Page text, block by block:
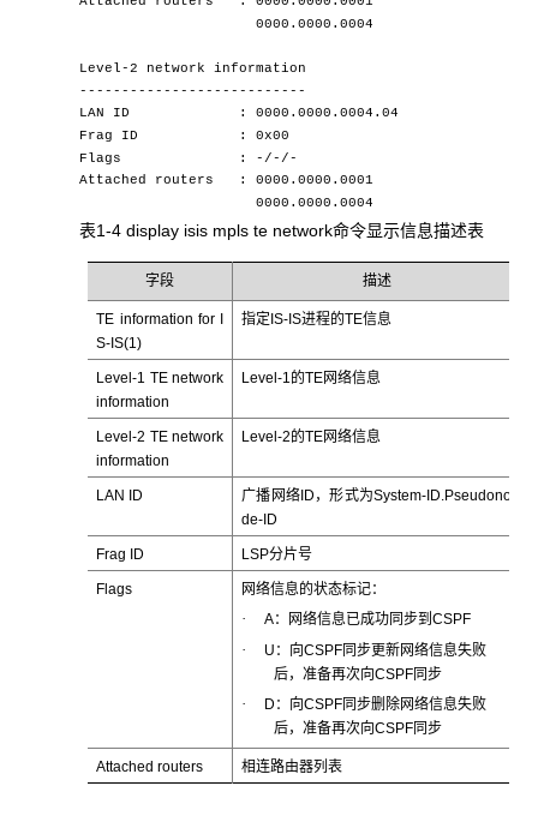
0000.0000.0004
Level-2 network information
---------------------------
LAN ID : 0000.0000.0004.04
Frag ID : 0x00
Flags : -/-/-
Attached routers : 0000.0000.0001
0000.0000.0004
表1-4 display isis mpls te network命令显示信息描述表
字段 描述
TE information for I
S-IS(1)
指定IS-IS进程的TE信息
Level-1 TE network
information
Level-1的TE网络信息
Level-2 TE network
information
Level-2的TE网络信息
LAN ID
广播网络ID，形式为System-ID.Pseudono
de-ID
Frag ID LSP分片号
Flags 网络信息的状态标记：
· A：网络信息已成功同步到CSPF
· U：向CSPF同步更新网络信息失败
后，准备再次向CSPF同步
· D：向CSPF同步删除网络信息失败
后，准备再次向CSPF同步
Attached routers 相连路由器列表